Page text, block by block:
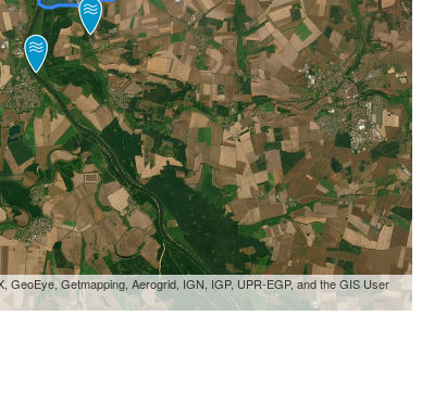
Getmapping, Aerogrid, IGN, IGP, UPR-EGP, and the GIS User